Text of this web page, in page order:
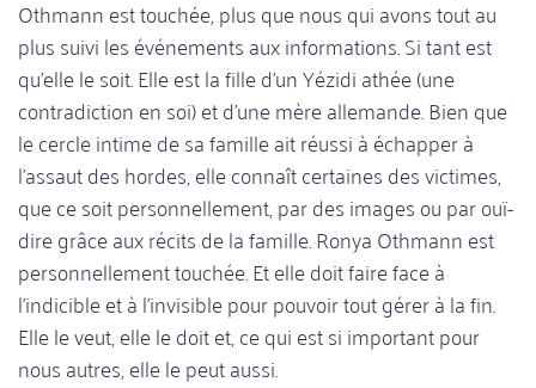
Othmann est touchée, plus que nous qui avons tout au
plus suivi les événements aux informations. Si tant est
qu'elle le soit. Elle est la fille d'un Yézidi athée (une
contradiction en soi) et d'une mère allemande. Bien que
le cercle intime de sa famille ait réussi à échapper à
l'assaut des hordes, elle connaît certaines des victimes,
que ce soit personnellement, par des images ou par ouï-
dire grâce aux récits de la famille. Ronya Othmann est
personnellement touchée. Et elle doit faire face à
l'indicible et à l'invisible pour pouvoir tout gérer à la fin.
Elle le veut, elle le doit et, ce qui est si important pour
nous autres, elle le peut aussi.